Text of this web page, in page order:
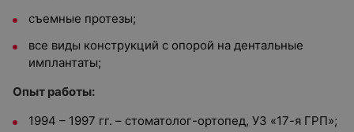
съемные протезы;
все виды конструкций с опорой на дентальные
имплантаты;
Опыт работы:
1994 – 1997 гг. – стоматолог-ортопед, УЗ «17-я ГРП»;